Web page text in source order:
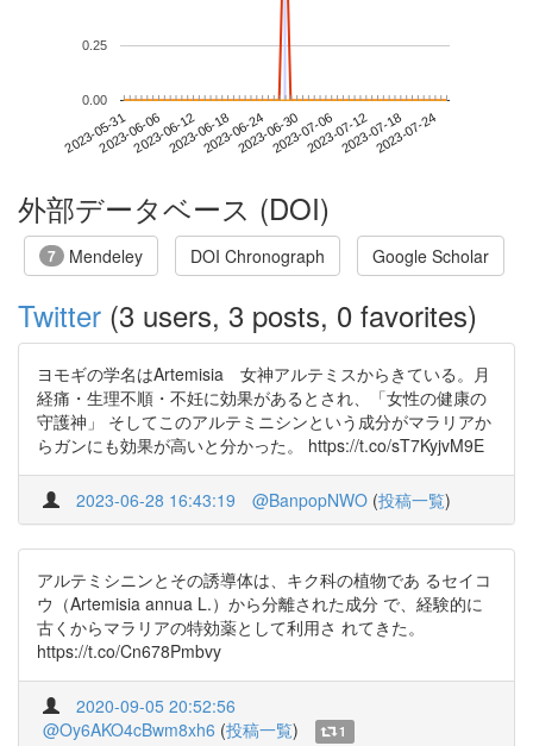
2023-05-312023-06-062023-06-122023-06-182023-06-242023-06-302023-07-062023-07-122023-07-182023-07-24
0.00
0.25
外部データベース (DOI)
7 Mendeley DOI Chronograph Google Scholar
Twitter (3 users, 3 posts, 0 favorites)
ヨモギの学名はArtemisia 女神アルテミスからきている。月
経痛・生理不順・不妊に効果があるとされ、「女性の健康の
守護神」 そしてこのアルテミニシンという成分がマラリアか
らガンにも効果が高いと分かった。 https://t.co/sT7KyjvM9E
2023-06-28 16:43:19 @BanpopNWO (投稿一覧)
アルテミシニンとその誘導体は、キク科の植物であ るセイコ
ウ（Artemisia annua L.）から分離された成分 で、経験的に
古くからマラリアの特効薬として利用さ れてきた。
https://t.co/Cn678Pmbvy
2020-09-05 20:52:56
@Oy6AKO4cBwm8xh6 (投稿一覧) 1